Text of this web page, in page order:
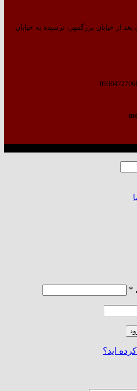
از خیابان بزرگمهر، نرسیده به خیابان
*
اید؟